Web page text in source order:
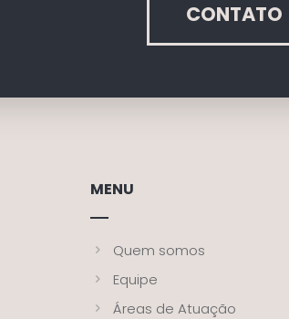
CONTATO
MENU
Quem somos
Equipe
Áreas de Atuação